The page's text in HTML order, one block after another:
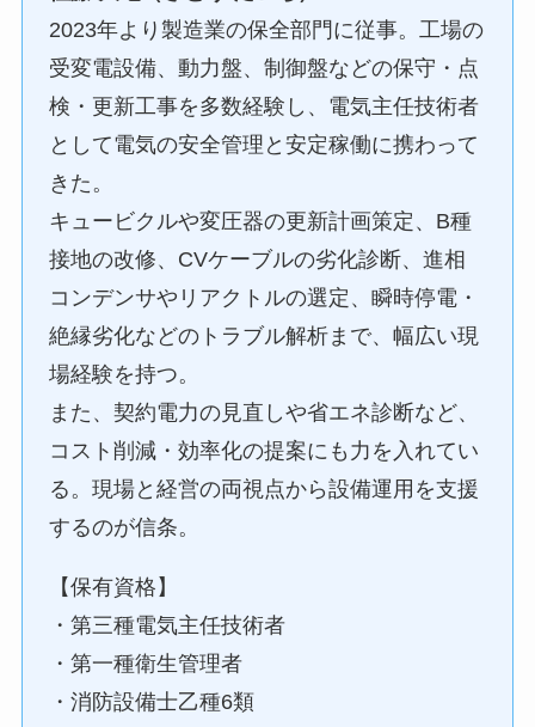
2023年より製造業の保全部門に従事。工場の
受変電設備、動力盤、制御盤などの保守・点
検・更新工事を多数経験し、電気主任技術者
として電気の安全管理と安定稼働に携わって
きた。
キュービクルや変圧器の更新計画策定、B種
接地の改修、CVケーブルの劣化診断、進相
コンデンサやリアクトルの選定、瞬時停電・
絶縁劣化などのトラブル解析まで、幅広い現
場経験を持つ。
また、契約電力の見直しや省エネ診断など、
コスト削減・効率化の提案にも力を入れてい
る。現場と経営の両視点から設備運用を支援
するのが信条。
【保有資格】
・第三種電気主任技術者
・第一種衛生管理者
・消防設備士乙種6類